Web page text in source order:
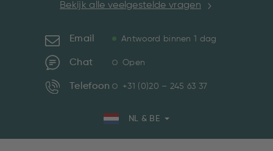
Bekijk alle veelgestelde vragen
Email Antwoord binnen 1 dag
Chat Open
Telefoon +31 (0)20 – 245 63 37
NL & BE